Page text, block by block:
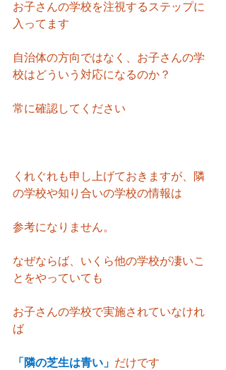
お子さんの学校を注視するステップに
入ってます
自治体の方向ではなく、お子さんの学
校はどういう対応になるのか？
常に確認してください
くれぐれも申し上げておきますが、隣
の学校や知り合いの学校の情報は
参考になりません。
なぜならば、いくら他の学校が凄いこ
とをやっていても
お子さんの学校で実施されていなけれ
ば
「隣の芝生は青い」 だけです